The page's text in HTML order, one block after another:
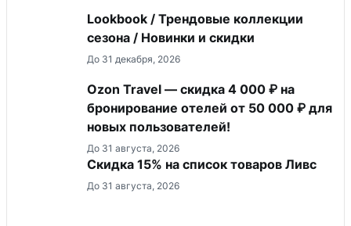
Lookbook / Трендовые коллекции
сезона / Новинки и скидки
До 31 декабря, 2026
Ozon Travel — скидка 4 000 ₽ на
бронирование отелей от 50 000 ₽ для
новых пользователей!
До 31 августа, 2026
Скидка 15% на список товаров Ливс
До 31 августа, 2026